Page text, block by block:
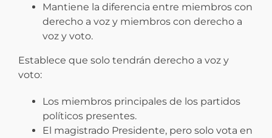
Mantiene la diferencia entre miembros con
derecho a voz y miembros con derecho a
voz y voto.
Establece que solo tendrán derecho a voz y
voto:
Los miembros principales de los partidos
políticos presentes.
El magistrado Presidente, pero solo vota en